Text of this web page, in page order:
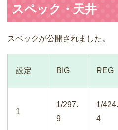
スペック・天井
スペックが公開されました。
設定 BIG REG
1
1/297.
9
1/424.
4